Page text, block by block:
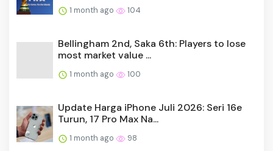
1 month ago 104
Bellingham 2nd, Saka 6th: Players to lose
most market value ...
1 month ago 100
Update Harga iPhone Juli 2026: Seri 16e
Turun, 17 Pro Max Na...
1 month ago 98